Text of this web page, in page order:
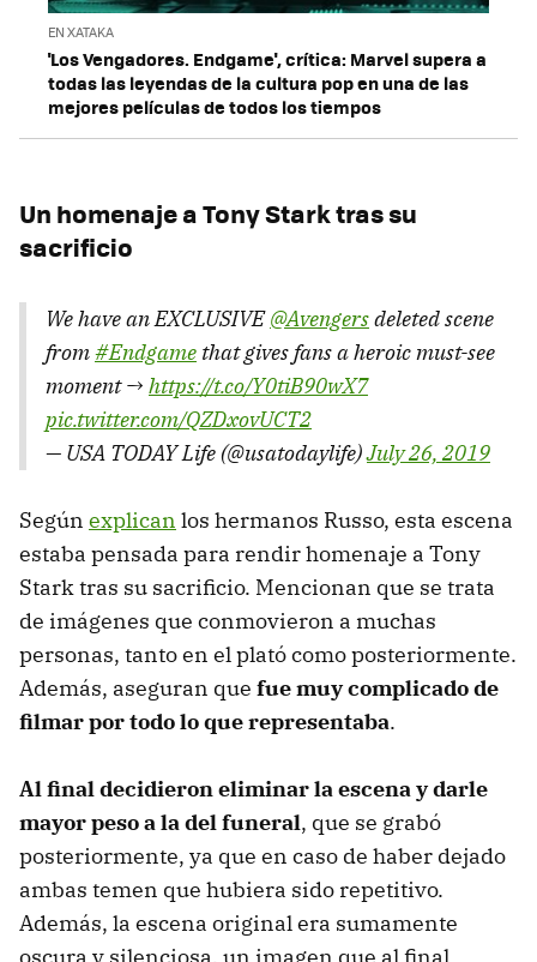
EN XATAKA
'Los Vengadores. Endgame', crítica: Marvel supera a
todas las leyendas de la cultura pop en una de las
mejores películas de todos los tiempos
Un homenaje a Tony Stark tras su
sacrificio
We have an EXCLUSIVE@Avengersdeleted scene
from#Endgame that gives fans a heroic must-see
moment → https://t.co/Y0tiB90wX7
pic.twitter.com/QZDxovUCT2
— USA TODAY Life (@usatodaylife)July 26, 2019
Según explican los hermanos Russo, esta escena
estaba pensada para rendir homenaje a Tony
Stark tras su sacrificio. Mencionan que se trata
de imágenes que conmovieron a muchas
personas, tanto en el plató como posteriormente.
Además, aseguran que fue muy complicado de
filmar por todo lo que representaba.
Al final decidieron eliminar la escena y darle
mayor peso a la del funeral, que se grabó
posteriormente, ya que en caso de haber dejado
ambas temen que hubiera sido repetitivo.
Además, la escena original era sumamente